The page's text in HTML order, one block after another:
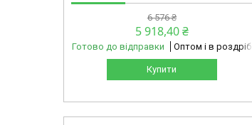
6 576 ₴
5 918,40 ₴
Готово до відправки Оптом і в роздріб
Купити